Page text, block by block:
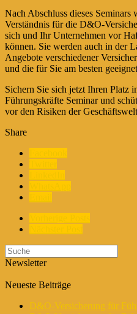
Nach Abschluss dieses Seminars
Verständnis für die D&O-
sich und Ihr Unternehmen vor
können. Sie werden auch in der
Angebote verschiedener
und die für Sie am besten
Sichern Sie sich jetzt Ihren Platz
Führungskräfte Seminar und
vor den Risiken der
Share
Newsletter
Neueste Beiträge
D&O-Versicherung für